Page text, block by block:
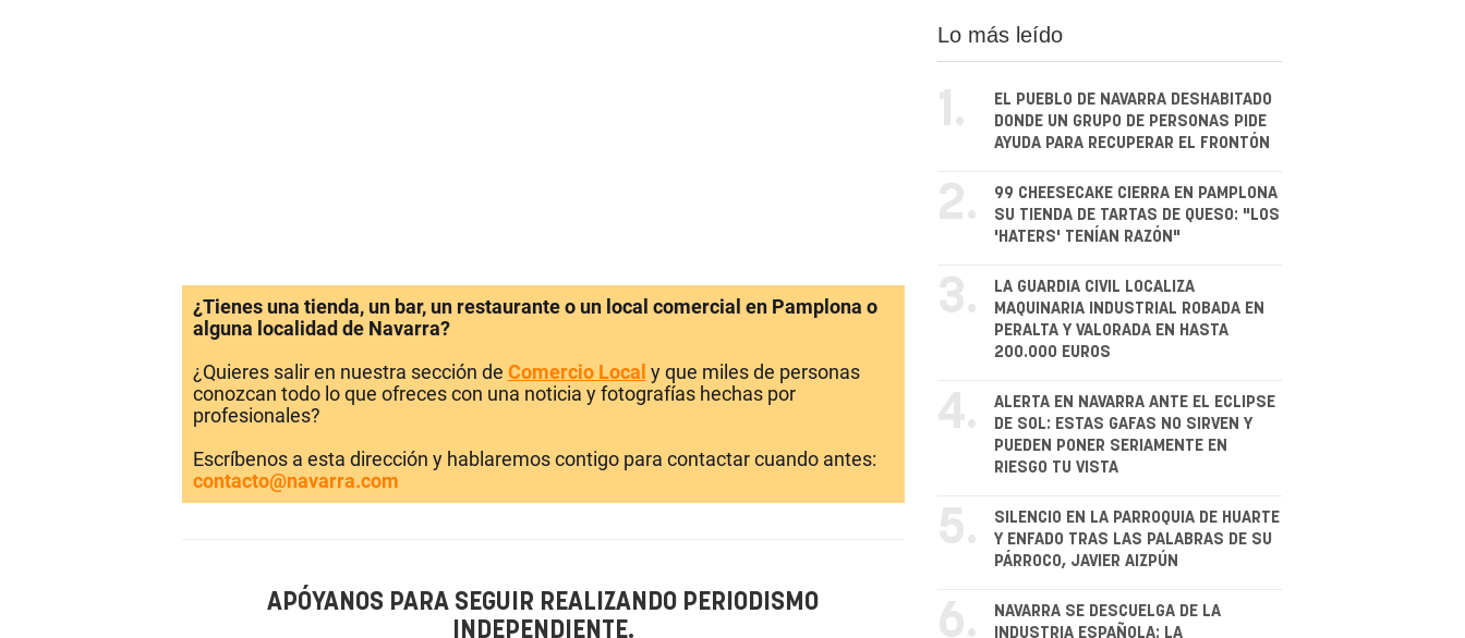
¿Tienes una tienda, un bar, un restaurante o un local comercial en Pamplona o
alguna localidad de Navarra?
¿Quieres salir en nuestra sección de Comercio Local y que miles de personas
conozcan todo lo que ofreces con una noticia y fotografías hechas por
profesionales?
Escríbenos a esta dirección y hablaremos contigo para contactar cuando antes:
contacto@navarra.com
APÓYANOS PARA SEGUIR REALIZANDO PERIODISMO
INDEPENDIENTE.
Lo más leído
1.
EL PUEBLO DE NAVARRA DESHABITADO
DONDE UN GRUPO DE PERSONAS PIDE
AYUDA PARA RECUPERAR EL FRONTÓN
2.
99 CHEESECAKE CIERRA EN PAMPLONA
SU TIENDA DE TARTAS DE QUESO: "LOS
'HATERS' TENÍAN RAZÓN"
3.
LA GUARDIA CIVIL LOCALIZA
MAQUINARIA INDUSTRIAL ROBADA EN
PERALTA Y VALORADA EN HASTA
200.000 EUROS
4.
ALERTA EN NAVARRA ANTE EL ECLIPSE
DE SOL: ESTAS GAFAS NO SIRVEN Y
PUEDEN PONER SERIAMENTE EN
RIESGO TU VISTA
5.
SILENCIO EN LA PARROQUIA DE HUARTE
Y ENFADO TRAS LAS PALABRAS DE SU
PÁRROCO, JAVIER AIZPÚN
6.
NAVARRA SE DESCUELGA DE LA
INDUSTRIA ESPAÑOLA: LA